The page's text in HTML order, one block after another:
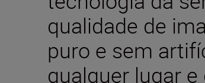
qualidade de
puro e sem
qualquer lugar